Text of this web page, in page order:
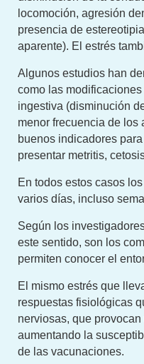
locomoción, agresión
presencia de
aparente). El estrés
Algunos estudios han
como las
ingestiva (disminución
menor frecuencia de los
buenos indicadores
presentar metritis,
En todos estos casos
varios días, incluso
Según los
este sentido, son los
permiten conocer el
El mismo estrés que
respuestas fisiológicas
nerviosas, que
aumentando la
de las vacunaciones.